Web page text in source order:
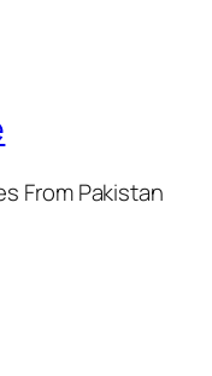
From Pakistan